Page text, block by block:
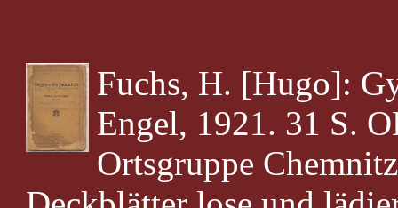
Fuchs, H. [Hugo]:
Engel, 1921. 31 S.
Ortsgruppe